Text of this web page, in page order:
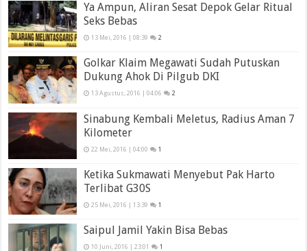
Ya Ampun, Aliran Sesat Depok Gelar Ritual
Seks Bebas
13 Mei, 2016 | 08:39 2
Golkar Klaim Megawati Sudah Putuskan
Dukung Ahok Di Pilgub DKI
13 Agustus, 2016 | 04:06 2
Sinabung Kembali Meletus, Radius Aman 7
Kilometer
22 Mei, 2016 | 04:00 1
Ketika Sukmawati Menyebut Pak Harto
Terlibat G30S
25 Mei, 2016 | 13:39 1
Saipul Jamil Yakin Bisa Bebas
10 Juni, 2016 | 23:01 1